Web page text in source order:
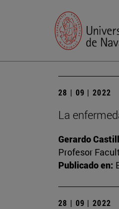
28 | 09 | 2022
La
Gerardo
Profesor
Publicado en:
28 | 09 | 2022